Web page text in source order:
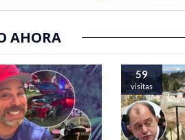
AHORA
59
visitas